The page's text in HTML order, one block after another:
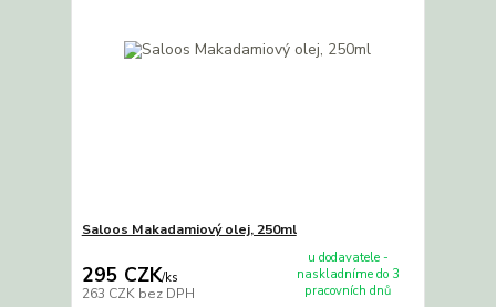
Saloos Makadamiový olej, 250ml
295 CZK/ks
263 CZK bez DPH
u dodavatele -
naskladníme do 3
pracovních dnů